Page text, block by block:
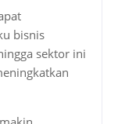
bisnis
sektor ini